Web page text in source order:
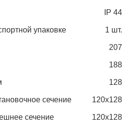
IP 44
упаковке 1 шт.
207
188
128
сечение 120х128
сечение 120х128